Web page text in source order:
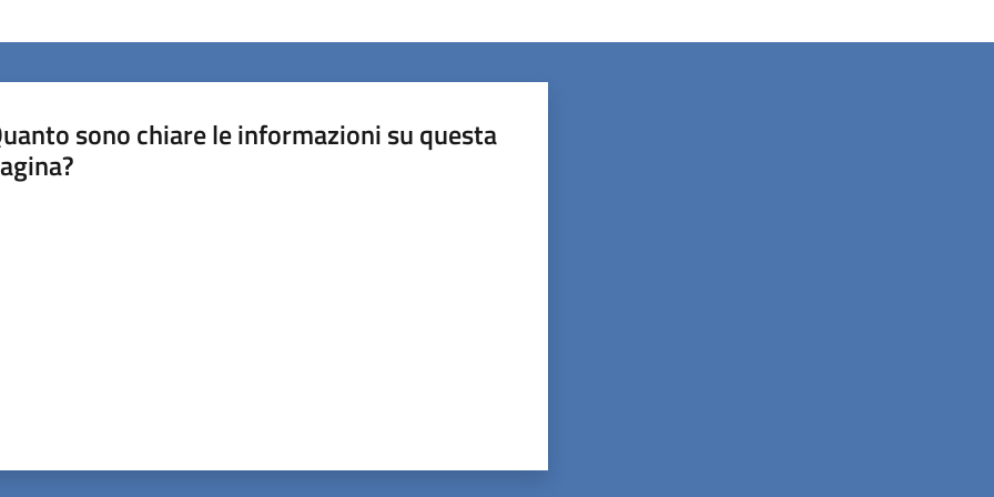
sono chiare le informazioni su questa